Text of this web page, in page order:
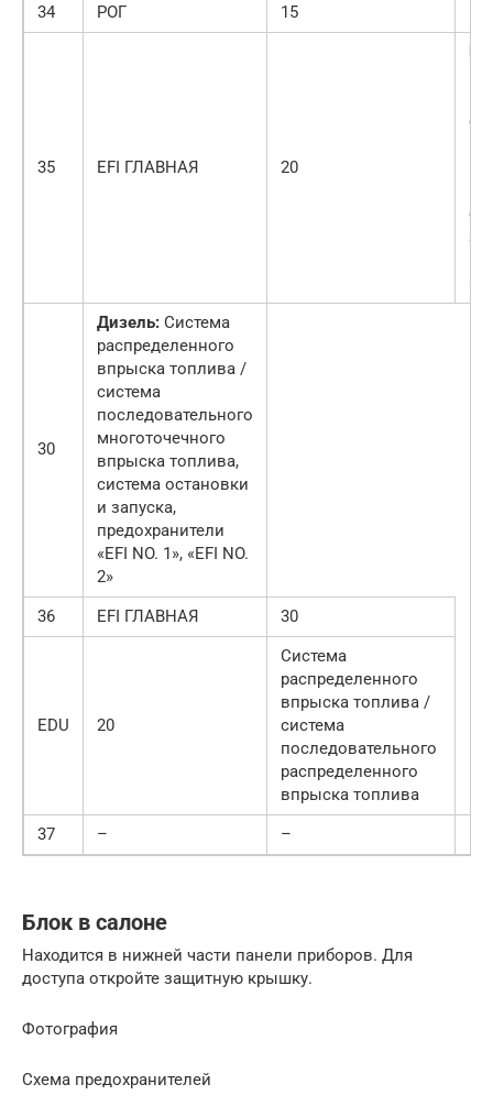
34 РОГ 15
35 EFI ГЛАВНАЯ 20
30
Дизель: Система
распределенного
впрыска топлива /
система
последовательного
многоточечного
впрыска топлива,
система остановки
и запуска,
предохранители
«EFI NO. 1», «EFI NO.
2»
36
EFI ГЛАВНАЯ 30
EDU 20
Система
распределенного
впрыска топлива /
система
последовательного
распределенного
впрыска топлива
37
– –
Блок в салоне
Находится в нижней части панели приборов. Для
доступа откройте защитную крышку.
Фотография
Схема предохранителей